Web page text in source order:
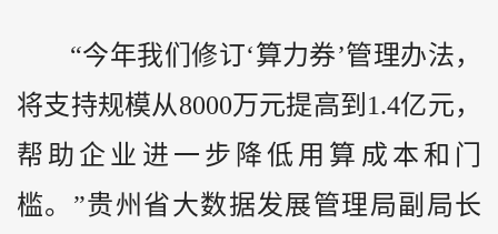
“今年我们修订‘算力券’管理办法，
将支持规模从8000万元提高到1.4亿元，
帮助企业进一步降低用算成本和门
槛。”贵州省大数据发展管理局副局长